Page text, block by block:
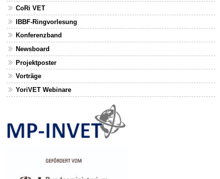
CoRi VET
IBBF-Ringvorlesung
Konferenzband
Newsboard
Projektposter
Vorträge
YoriVET Webinare